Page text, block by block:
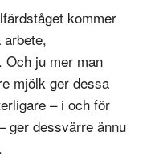
kommer
Och ju mer man
mjölk ger dessa
– i och för
ger dessvärre ännu